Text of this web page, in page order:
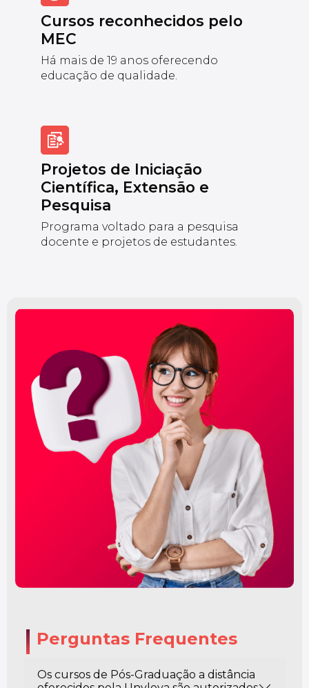
Cursos reconhecidos pelo
MEC
Há mais de 19 anos oferecendo
educação de qualidade.
Projetos de Iniciação
Científica, Extensão e
Pesquisa
Programa voltado para a pesquisa
docente e projetos de estudantes.
Perguntas Frequentes
Os cursos de Pós-Graduação a distância